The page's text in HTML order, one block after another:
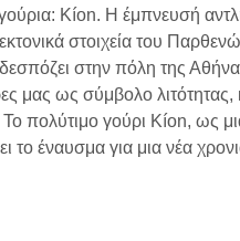
Kíon. Η έμπνευσή
στοιχεία του
στην πόλη της
μας ως σύμβολο λιτότητας,
To πολύτιμο γούρι Kíon, ως
το έναυσμα για μια νέα